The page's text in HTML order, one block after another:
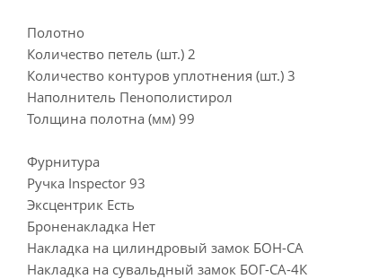
Полотно
Количество петель (шт.) 2
Количество контуров уплотнения (шт.) 3
Наполнитель Пенополистирол
Толщина полотна (мм) 99
Фурнитура
Ручка Inspector 93
Эксцентрик Есть
Броненакладка Нет
Накладка на цилиндровый замок БОН-СА
Накладка на сувальдный замок БОГ-СА-4К